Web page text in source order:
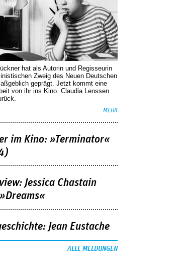
hat als Autorin und Regisseurin
Zweig des Neuen Deutschen
geprägt. Jetzt kommt eine
von ihr ins Kino. Claudia Lenssen
MEHR
im Kino: »Terminator«
Jessica Chastain
Jean Eustache
ALLE MELDUNGEN